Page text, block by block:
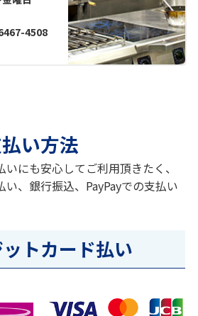
4508
い方法
にも安心してご利用頂きたく、
、銀行振込、PayPayでの支払い
トカード払い